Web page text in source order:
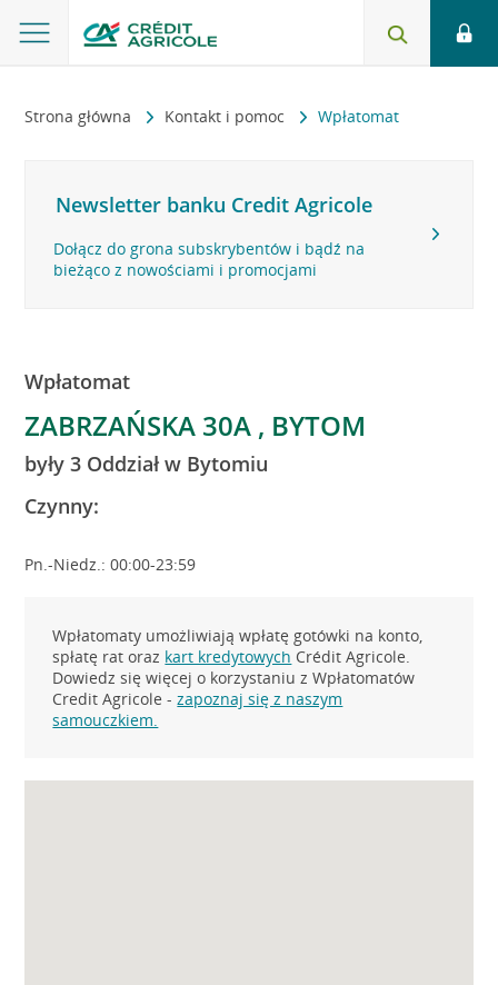
Strona główna Kontakt i pomoc Wpłatomat
Newsletter banku Credit Agricole
Dołącz do grona subskrybentów i bądź na
bieżąco z nowościami i promocjami
Wpłatomat
ZABRZAŃSKA 30A , BYTOM
były 3 Oddział w Bytomiu
Czynny:
Pn.-Niedz.: 00:00-23:59
Wpłatomaty umożliwiają wpłatę gotówki na konto,
spłatę rat oraz kart kredytowych Crédit Agricole.
Dowiedz się więcej o korzystaniu z Wpłatomatów
Credit Agricole -zapoznaj się z naszym
samouczkiem.